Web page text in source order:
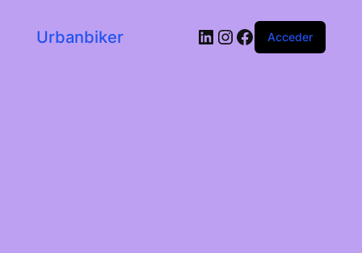
Urbanbiker LinkedIn
Instagram
Facebook
Acceder